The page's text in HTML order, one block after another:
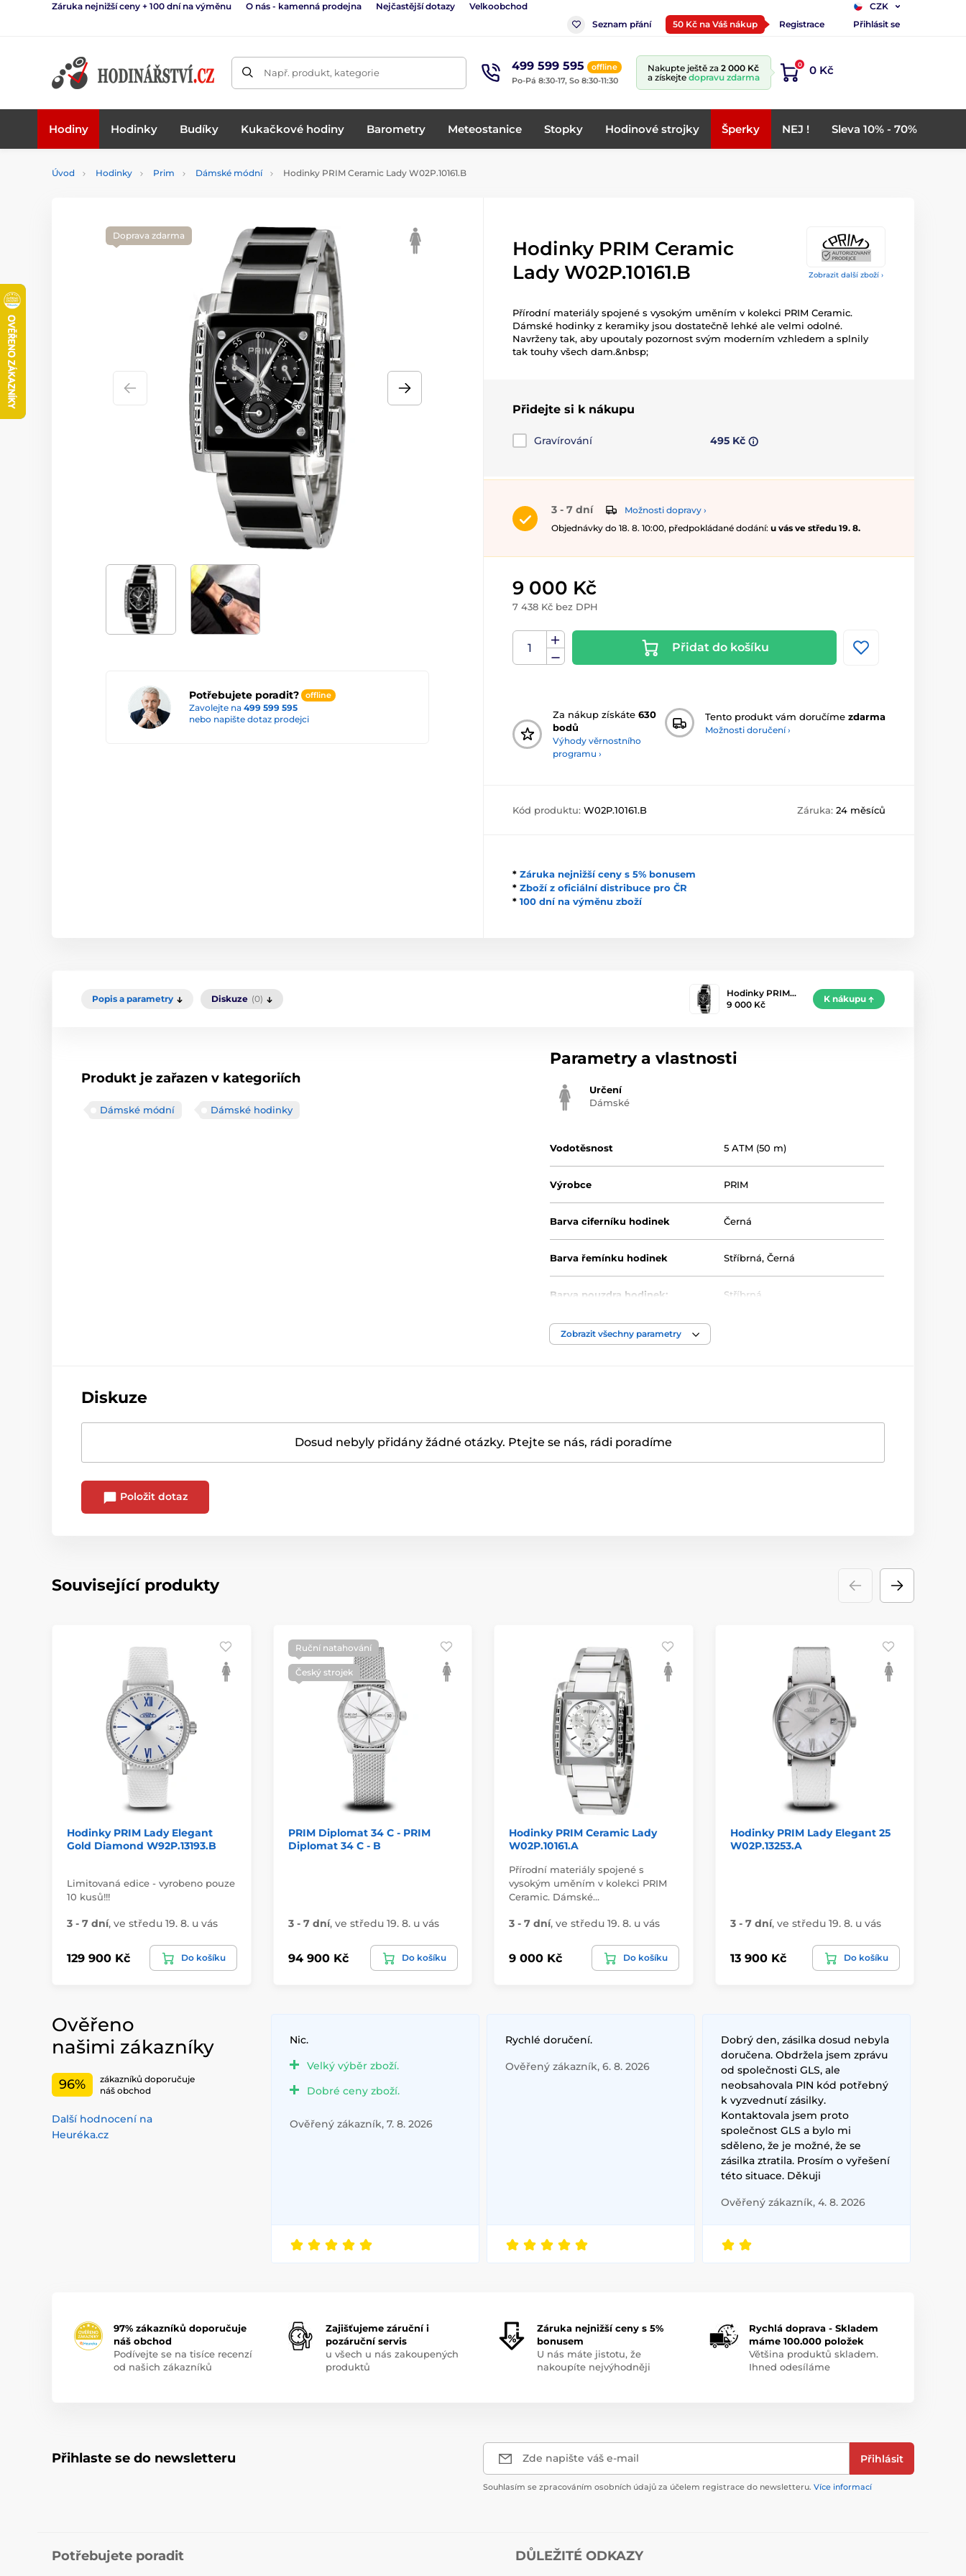
Záruka nejnižší ceny + 100 dní na výměnu O nás - kamenná prodejna Nejčastější dotazy Velkoobchod
CZK
Seznam přání
50 Kč na Váš nákup Registrace Přihlásit se
Např. produkt, kategorie 499 599 595
offline
Po-Pá 8:30-17, So 8:30-11:30
Nakupte ještě za 2 000 Kč
a získejte dopravu zdarma
0 0 Kč
Hodiny Hodinky Budíky Kukačkové hodiny Barometry Meteostanice Stopky Hodinové strojky Šperky NEJ ! Sleva 10% - 70%
Úvod Hodinky Prim Dámské módní Hodinky PRIM Ceramic Lady W02P.10161.B
Zobrazit další zboží ›
Potřebujete poradit? offline
Zavolejte na 499 599 595
nebo napište dotaz prodejci
Doprava zdarma
Hodinky PRIM Ceramic
Lady W02P.10161.B
Přírodní materiály spojené s vysokým uměním v kolekci PRIM Ceramic.
Dámské hodinky z keramiky jsou dostatečně lehké ale velmi odolné.
Navrženy tak, aby upoutaly pozornost svým moderním vzhledem a splnily
tak touhy všech dam.&nbsp;
Přidejte si k nákupu
Gravírování 495 Kč
3 - 7 dní
Možnosti dopravy ›
Objednávky do 18. 8. 10:00, předpokládané dodání: u vás ve středu 19. 8.
9 000 Kč
7 438 Kč bez DPH
Přidat do košíku
Za nákup získáte 630
bodů
Výhody věrnostního
programu ›
Tento produkt vám doručíme zdarma
Možnosti doručení ›
Kód produktu: W02P.10161.B Záruka: 24 měsíců
* Záruka nejnižší ceny s 5% bonusem
* Zboží z oficiální distribuce pro ČR
* 100 dní na výměnu zboží
Popis a parametry Diskuze (0)
Hodinky PRIM…
9 000 Kč
K nákupu
Produkt je zařazen v kategoriích
Dámské módní Dámské hodinky
Parametry a vlastnosti
Určení
Dámské
Vodotěsnost 5 ATM (50 m)
Výrobce PRIM
Barva ciferníku hodinek Černá
Barva řemínku hodinek Stříbrná,Černá
Barva pouzdra hodinek: Stříbrná
Materiál řemínku
Zobrazit všechny parametry
Diskuze
Dosud nebyly přidány žádné otázky. Ptejte se nás, rádi poradíme
Položit dotaz
Související produkty
Hodinky PRIM Lady Elegant
Gold Diamond W92P.13193.B
Limitovaná edice - vyrobeno pouze
10 kusů!!!
3 - 7 dní, ve středu 19. 8. u vás
129 900 Kč Do košíku
Ruční natahování
Český strojek
PRIM Diplomat 34 C - PRIM
Diplomat 34 C - B
3 - 7 dní, ve středu 19. 8. u vás
94 900 Kč Do košíku
Hodinky PRIM Ceramic Lady
W02P.10161.A
Přírodní materiály spojené s
vysokým uměním v kolekci PRIM
Ceramic. Dámské…
3 - 7 dní, ve středu 19. 8. u vás
9 000 Kč Do košíku
Hodinky PRIM Lady Elegant 25
W02P.13253.A
3 - 7 dní, ve středu 19. 8. u vás
13 900 Kč Do košíku
Ověřeno
našimi zákazníky
96%
zákazníků doporučuje
náš obchod
Další hodnocení na
Heuréka.cz
Nic.
Velký výběr zboží.
Dobré ceny zboží.
Ověřený zákazník, 7. 8. 2026
Rychlé doručení.
Ověřený zákazník, 6. 8. 2026
Dobrý den, zásilka dosud nebyla
doručena. Obdržela jsem zprávu
od společnosti GLS, ale
neobsahovala PIN kód potřebný
k vyzvednutí zásilky.
Kontaktovala jsem proto
společnost GLS a bylo mi
sděleno, že je možné, že se
zásilka ztratila. Prosím o vyřešení
této situace. Děkuji
Ověřený zákazník, 4. 8. 2026
97% zákazníků doporučuje
náš obchod
Podívejte se na tisíce recenzí
od našich zákazníků
Zajišťujeme záruční i
pozáruční servis
u všech u nás zakoupených
produktů
Záruka nejnižší ceny s 5%
bonusem
U nás máte jistotu, že
nakoupíte nejvýhodněji
Rychlá doprava - Skladem
máme 100.000 položek
Většina produktů skladem.
Ihned odesíláme
Přihlaste se do newsletteru Zde napište váš e-mail Přihlásit
Souhlasím se zpracováním osobních údajů za účelem registrace do newsletteru. Více informací
Potřebujete poradit DŮLEŽITÉ ODKAZY